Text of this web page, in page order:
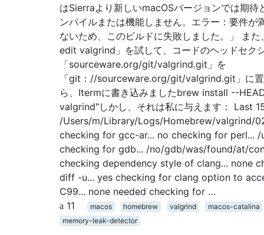
はSierraより新しいmacOSバージョンでは期待
ンパイルまたは機能しません。エラー：要件が
ないため、このビルドに失敗しました。」 ま
edit valgrind」を試して、コードのヘッドセク
「sourceware.org/git/valgrind.git」を
「git：//sourceware.org/git/valgrind.git」に
ら、Itermに書き込みましたbrew install --
valgrind"しかし、それは私に与えます： Last
/Users/m/Library/Logs/Homebrew/valgrind/
checking for gcc-ar... no checking for perl...
checking for gdb... /no/gdb/was/found/at/
checking dependency style of clang... none
diff -u... yes checking for clang option to
C99... none needed checking for …
11
macos homebrew valgrind
macos-catalina
memory-leak-detector